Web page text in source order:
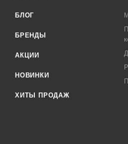
БЛОГ
БРЕНДЫ
АКЦИИ
НОВИНКИ
ХИТЫ ПРОДАЖ